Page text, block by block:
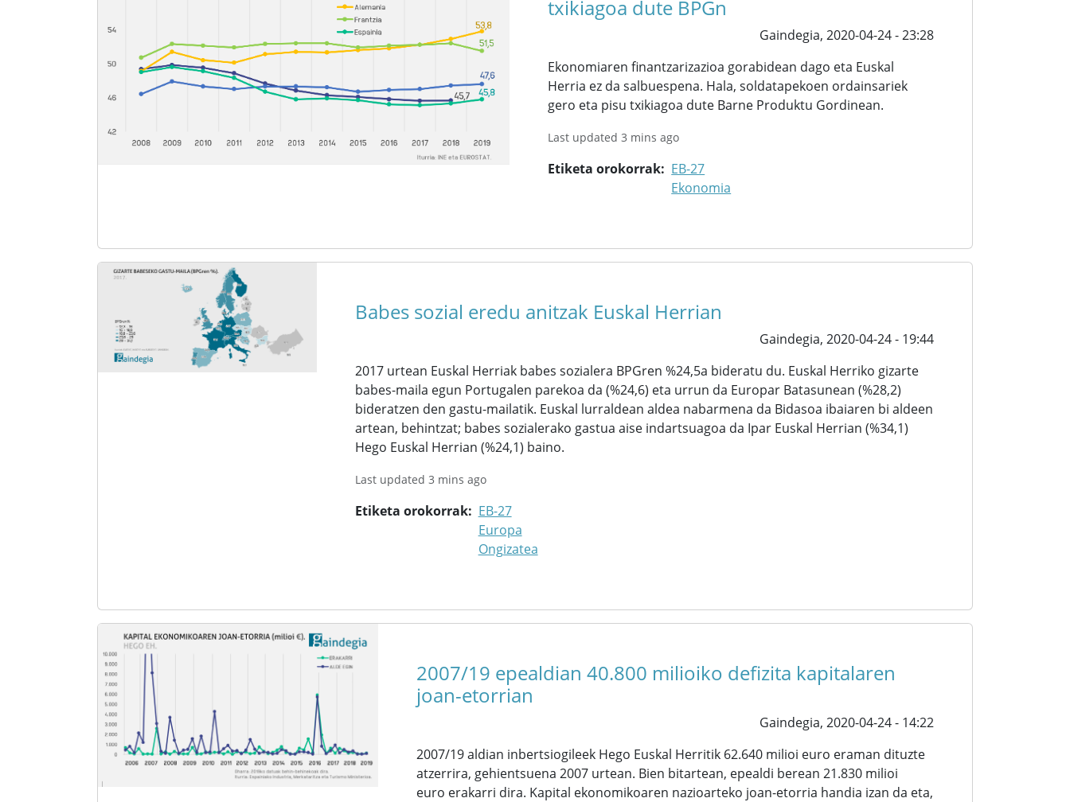
txikiagoa dute BPGn
Gaindegia, 2020-04-24 - 23:28
Ekonomiaren finantzarizazioa gorabidean dago eta Euskal
Herria ez da salbuespena. Hala, soldatapekoen ordainsariek
gero eta pisu txikiagoa dute Barne Produktu Gordinean.
Last updated 3 mins ago
Etiketa orokorrak
EB-27
Ekonomia
Babes sozial eredu anitzak Euskal Herrian
Gaindegia, 2020-04-24 - 19:44
2017 urtean Euskal Herriak babes sozialera BPGren %24,5a bideratu du. Euskal Herriko gizarte
babes-maila egun Portugalen parekoa da (%24,6) eta urrun da Europar Batasunean (%28,2)
bideratzen den gastu-mailatik. Euskal lurraldean aldea nabarmena da Bidasoa ibaiaren bi aldeen
artean, behintzat; babes sozialerako gastua aise indartsuagoa da Ipar Euskal Herrian (%34,1)
Hego Euskal Herrian (%24,1) baino.
Last updated 3 mins ago
Etiketa orokorrak
EB-27
Europa
Ongizatea
2007/19 epealdian 40.800 milioiko defizita kapitalaren
joan-etorrian
Gaindegia, 2020-04-24 - 14:22
2007/19 aldian inbertsiogileek Hego Euskal Herritik 62.640 milioi euro eraman dituzte
atzerrira, gehientsuena 2007 urtean. Bien bitartean, epealdi berean 21.830 milioi
euro erakarri dira. Kapital ekonomikoaren nazioarteko joan-etorria handia izan da eta,